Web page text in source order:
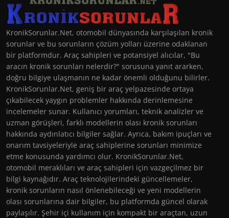
KronikSorunlar.Net, otomobil dünyasında karşılaşılan kronik
sorunlar ve bu sorunların çözüm yolları üzerine odaklanan
bir platformdur. Araç sahipleri ve potansiyel alıcılar, "Bu
aracın kronik sorunları nelerdir?" sorusuna yanıt ararken,
doğru bilgiye ulaşmanın ne kadar önemli olduğunu bilirler.
KronikSorunlar.Net, geniş bir araç yelpazesinde ortaya
çıkabilecek yaygın problemler hakkında derinlemesine
incelemeler sunar. Kullanıcı yorumları, teknik analizler ve
uzman görüşleri, farklı modellerin olası kronik sorunları
hakkında aydınlatıcı bilgiler sağlar. Ayrıca, bakım ipuçları ve
onarım tavsiyeleriyle araç sahiplerine sorunları minimize
etme konusunda yardımcı olur. KronikSorunlar.Net,
otomobil meraklıları ve araç sahipleri için vazgeçilmez bir
bilgi kaynağıdır. Araç teknolojilerindeki güncellemeler,
kronik sorunların nasıl önlenebileceği ve yeni modellerin
olası sorunlarına dair bilgiler, bu platformda güncel olarak
paylaşılır. Şehir içi kullanım için kompakt bir araçtan, uzun